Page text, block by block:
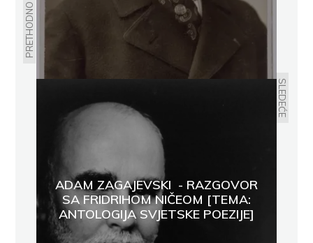
PRETHODNO
SLEDEĆE
ADAM ZAGAJEVSKI - RAZGOVOR
SA FRIDRIHOM NIČEOM [TEMA:
ANTOLOGIJA SVJETSKE POEZIJE]